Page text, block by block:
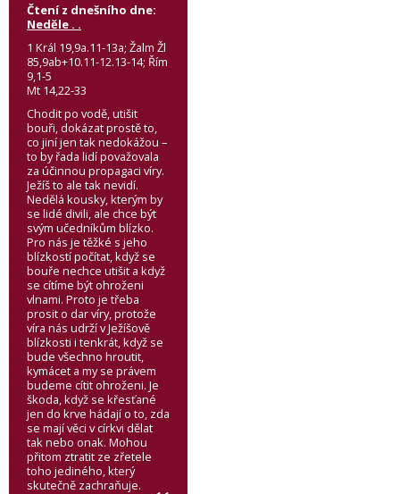
Čtení z dnešního dne:
Neděle . .
1 Král 19,9a.11-13a; Žalm Žl
85,9ab+10.11-12.13-14; Řím
9,1-5
Mt 14,22-33
Chodit po vodě, utišit
bouři, dokázat prostě to,
co jiní jen tak nedokážou –
to by řada lidí považovala
za účinnou propagaci víry.
Ježíš to ale tak nevidí.
Nedělá kousky, kterým by
se lidé divili, ale chce být
svým učedníkům blízko.
Pro nás je těžké s jeho
blízkostí počítat, když se
bouře nechce utišit a když
se cítíme být ohroženi
vlnami. Proto je třeba
prosit o dar víry, protože
víra nás udrží v Ježíšově
blízkosti i tenkrát, když se
bude všechno hroutit,
kymácet a my se právem
budeme cítit ohroženi. Je
škoda, když se křesťané
jen do krve hádají o to, zda
se mají věci v církvi dělat
tak nebo onak. Mohou
přitom ztratit ze zřetele
toho jediného, který
skutečně zachraňuje.